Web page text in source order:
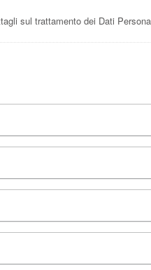
sul trattamento dei Dati